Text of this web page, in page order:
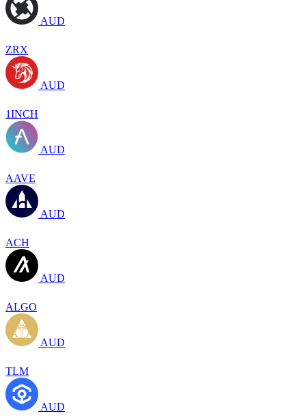
AUD
ZRX
AUD
1INCH
AUD
AAVE
AUD
ACH
AUD
ALGO
AUD
TLM
AUD